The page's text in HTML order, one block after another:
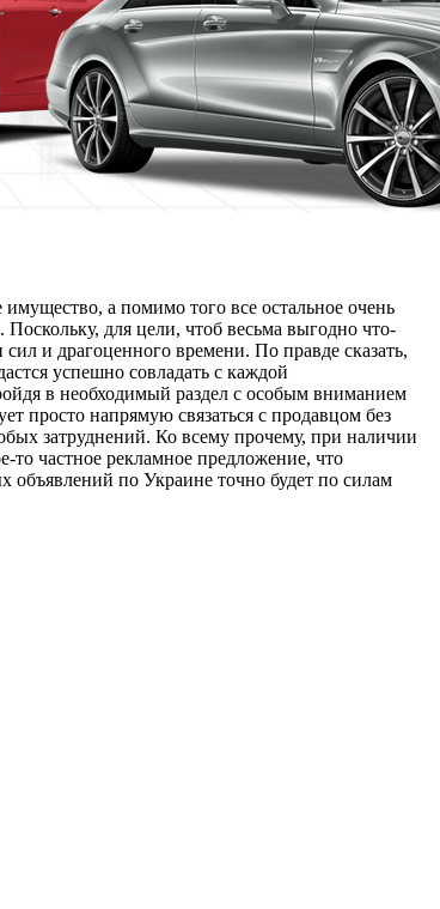
а помимо того все остальное очень
для цели, чтоб весьма выгодно что-
и драгоценного времени. По правде сказать,
успешно совладать с каждой
в необходимый раздел с особым вниманием
просто напрямую связаться с продавцом без
затруднений. Ко всему прочему, при наличии
то частное рекламное предложение, что
объявлений по Украине точно будет по силам